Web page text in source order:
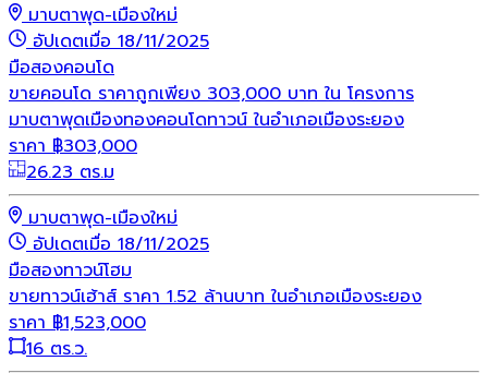
มาบตาพุด-เมืองใหม่
อัปเดตเมื่อ 18/11/2025
มือสองคอนโด
ขายคอนโด ราคาถูกเพียง 303,000 บาท ใน โครงการ
มาบตาพุดเมืองทองคอนโดทาวน์ ในอำเภอเมืองระยอง
ราคา ฿303,000
26.23 ตร.ม
มาบตาพุด-เมืองใหม่
อัปเดตเมื่อ 18/11/2025
มือสองทาวน์โฮม
ขายทาวน์เฮ้าส์ ราคา 1.52 ล้านบาท ในอำเภอเมืองระยอง
ราคา ฿1,523,000
16 ตร.ว.